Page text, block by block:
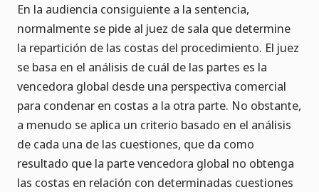
En la audiencia consiguiente a la sentencia,
normalmente se pide al juez de sala que determine
la repartición de las costas del procedimiento. El juez
se basa en el análisis de cuál de las partes es la
vencedora global desde una perspectiva comercial
para condenar en costas a la otra parte. No obstante,
a menudo se aplica un criterio basado en el análisis
de cada una de las cuestiones, que da como
resultado que la parte vencedora global no obtenga
las costas en relación con determinadas cuestiones